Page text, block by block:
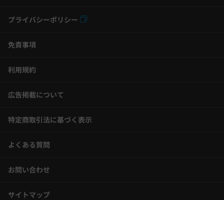
プライバシーポリシー
免責事項
利用規約
広告掲載について
特定商取引法に基づく表示
よくある質問
お問い合わせ
サイトマップ